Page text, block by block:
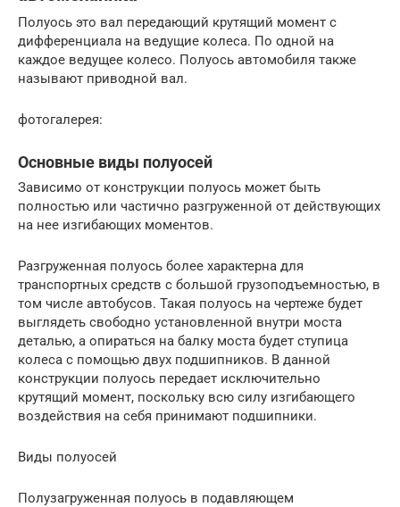
Полуось это вал передающий крутящий момент с
дифференциала на ведущие колеса. По одной на
каждое ведущее колесо. Полуось автомобиля также
называют приводной вал.
фотогалерея:
Основные виды полуосей
Зависимо от конструкции полуось может быть
полностью или частично разгруженной от действующих
на нее изгибающих моментов.
Разгруженная полуось более характерна для
транспортных средств с большой грузоподъемностью, в
том числе автобусов. Такая полуось на чертеже будет
выглядеть свободно установленной внутри моста
деталью, а опираться на балку моста будет ступица
колеса с помощью двух подшипников. В данной
конструкции полуось передает исключительно
крутящий момент, поскольку всю силу изгибающего
воздействия на себя принимают подшипники.
Виды полуосей
Полузагруженная полуось в подавляющем